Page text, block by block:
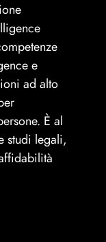
e
ad alto
È al
studi legali,